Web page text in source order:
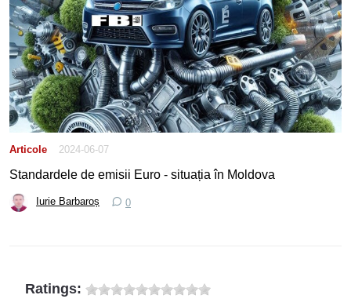
Articole 2024-06-07
Standardele de emisii Euro - situația în Moldova
Iurie Barbaroș 0
Ratings: